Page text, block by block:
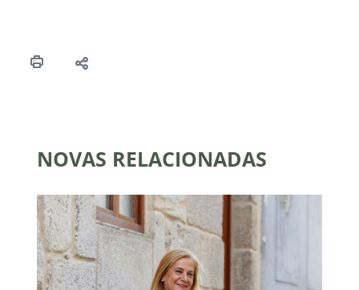
NOVAS RELACIONADAS